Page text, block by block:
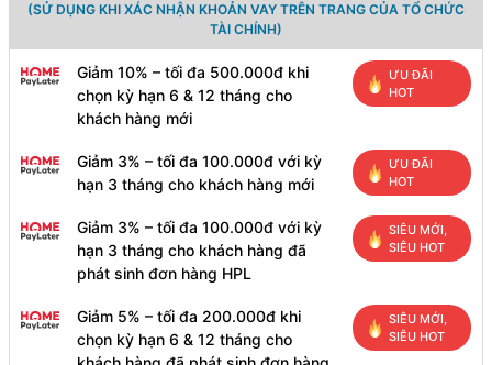
(SỬ DỤNG KHI XÁC NHẬN KHOẢN VAY TRÊN TRANG CỦA TỔ CHỨC
TÀI CHÍNH)
Giảm 10% – tối đa 500.000đ khi
chọn kỳ hạn 6 & 12 tháng cho
khách hàng mới
ƯU ĐÃI
HOT
Giảm 3% – tối đa 100.000đ với kỳ
hạn 3 tháng cho khách hàng mới
ƯU ĐÃI
HOT
Giảm 3% – tối đa 100.000đ với kỳ
hạn 3 tháng cho khách hàng đã
phát sinh đơn hàng HPL
SIÊU MỚI,
SIÊU HOT
Giảm 5% – tối đa 200.000đ khi
chọn kỳ hạn 6 & 12 tháng cho
SIÊU MỚI,
SIÊU HOT